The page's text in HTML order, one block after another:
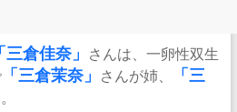
三倉佳奈」
さんは、一卵性双生
「三倉茉奈」 さんが姉、
「三